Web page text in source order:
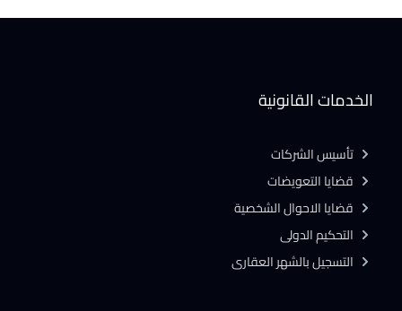
الخدمات القانونية
تأسيس الشركات
قضايا التعويضات
قضايا الاحوال الشخصية
التحكيم الدولى
التسجيل بالشهر العقارى